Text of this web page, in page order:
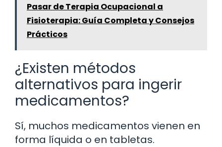
Pasar de Terapia Ocupacional a
Fisioterapia: Guía Completa y Consejos
Prácticos
¿Existen métodos
alternativos para ingerir
medicamentos?
Sí, muchos medicamentos vienen en
forma líquida o en tabletas.